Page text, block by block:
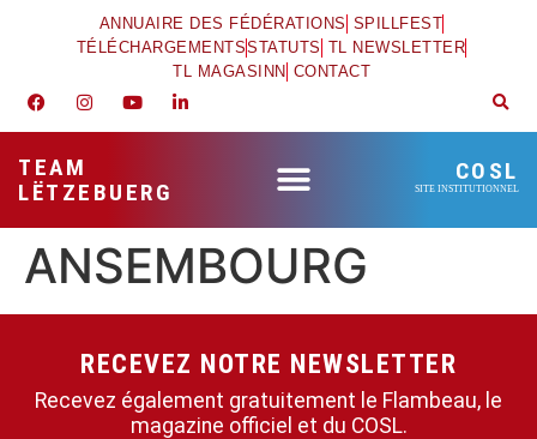
ANNUAIRE DES FÉDÉRATIONS SPILLFEST
TÉLÉCHARGEMENTSSTATUTS TL NEWSLETTER
TL MAGASINN CONTACT
TEAM
LËTZEBUERG
COSL
SITE INSTITUTIONNEL
ANSEMBOURG
RECEVEZ NOTRE NEWSLETTER
Recevez également gratuitement le Flambeau, le
magazine officiel et du COSL.